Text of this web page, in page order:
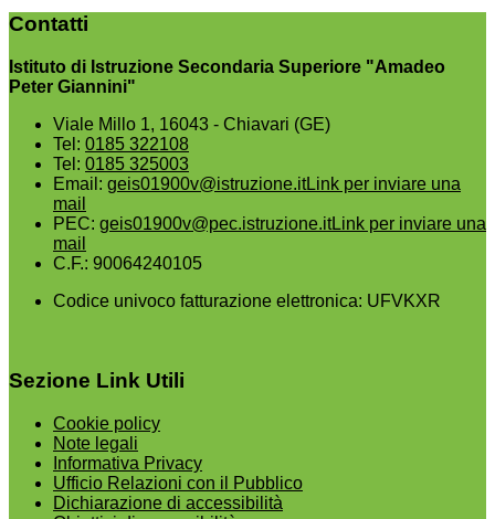
Contatti
Istituto di Istruzione Secondaria Superiore "Amadeo
Peter Giannini"
Viale Millo 1, 16043 - Chiavari (GE)
Tel: 0185 322108
Tel: 0185 325003
Email: geis01900v@istruzione.itLink per inviare una
mail
PEC: geis01900v@pec.istruzione.itLink per inviare una
mail
C.F.: 90064240105
Codice univoco fatturazione elettronica: UFVKXR
Sezione Link Utili
Cookie policy
Note legali
Informativa Privacy
Ufficio Relazioni con il Pubblico
Dichiarazione di accessibilità